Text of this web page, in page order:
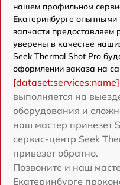
нашем профильном
Екатеринбурге
запчасти
уверены в качестве
Seek Thermal Shot Pro
оформлении заказа на
выполняется на
оборудования и
наш мастер привезет
сервис-центр Seek
привезет обратно.
Позвоните и наш
Екатеринбурге